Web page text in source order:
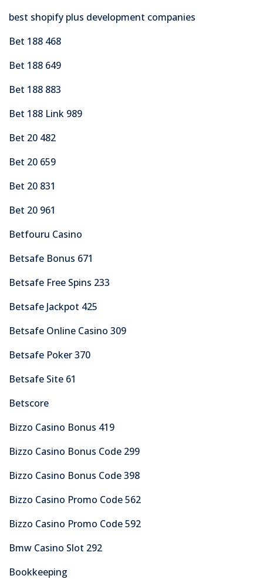
best shopify plus development companies
Bet 188 468
Bet 188 649
Bet 188 883
Bet 188 Link 989
Bet 20 482
Bet 20 659
Bet 20 831
Bet 20 961
Betfouru Casino
Betsafe Bonus 671
Betsafe Free Spins 233
Betsafe Jackpot 425
Betsafe Online Casino 309
Betsafe Poker 370
Betsafe Site 61
Betscore
Bizzo Casino Bonus 419
Bizzo Casino Bonus Code 299
Bizzo Casino Bonus Code 398
Bizzo Casino Promo Code 562
Bizzo Casino Promo Code 592
Bmw Casino Slot 292
Bookkeeping